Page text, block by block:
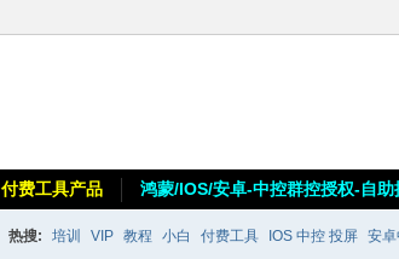
付费工具产品 鸿蒙/IOS/安卓-中控群控授权-自助
热搜: 培训 VIP 教程 小白 付费工具 IOS 中控 投屏 安